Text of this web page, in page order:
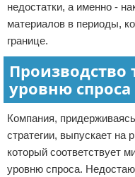
недостатки, а именно -
материалов в периоды,
границе.
уровню спроса
Компания,
стратегии, выпускает на
который соответствует
уровню спроса.